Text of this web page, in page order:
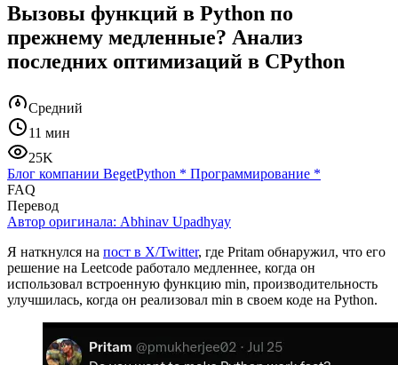
Вызовы функций в Python по
прежнему медленные? Анализ
последних оптимизаций в CPython
Средний
11 мин
25K
Блог компании BegetPython * Программирование *
FAQ
Перевод
Автор оригинала: Abhinav Upadhyay
Я наткнулся на пост в X/Twitter, где Pritam обнаружил, что его
решение на Leetcode работало медленнее, когда он
использовал встроенную функцию min, производительность
улучшилась, когда он реализовал min в своем коде на Python.